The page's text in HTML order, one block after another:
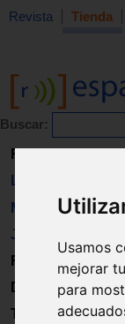
Usamos
mejorar
para
Revista Tienda
Buscar:
Revista
Libros
Material
Juguetes
Formación
Directorio
Trabajo